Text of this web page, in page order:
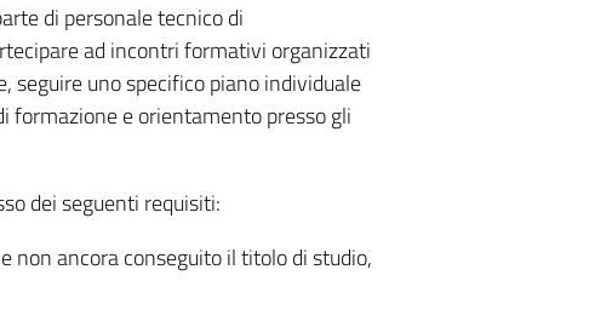
di personale tecnico di
ad incontri formativi organizzati
seguire uno specifico piano individuale
formazione e orientamento presso gli
dei seguenti requisiti:
non ancora conseguito il titolo di studio,